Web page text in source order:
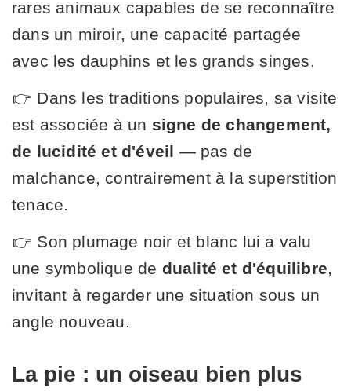
rares animaux capables de se reconnaître
dans un miroir, une capacité partagée
avec les dauphins et les grands singes.
👉 Dans les traditions populaires, sa visite
est associée à un signe de changement,
de lucidité et d'éveil — pas de
malchance, contrairement à la superstition
tenace.
👉 Son plumage noir et blanc lui a valu
une symbolique de dualité et d'équilibre
invitant à regarder une situation sous un
angle nouveau.
La pie : un oiseau bien plus